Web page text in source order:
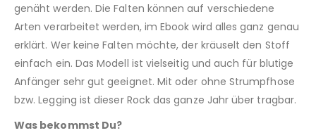
genäht werden. Die Falten können auf verschiedene
Arten verarbeitet werden, im Ebook wird alles ganz genau
erklärt. Wer keine Falten möchte, der kräuselt den Stoff
einfach ein. Das Modell ist vielseitig und auch für blutige
Anfänger sehr gut geeignet. Mit oder ohne Strumpfhose
bzw. Legging ist dieser Rock das ganze Jahr über tragbar.
Was bekommst Du?